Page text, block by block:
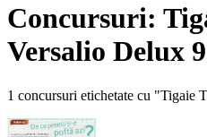
Concursuri:
Versalio Delux
1 concursuri etichetate cu "Tigaie